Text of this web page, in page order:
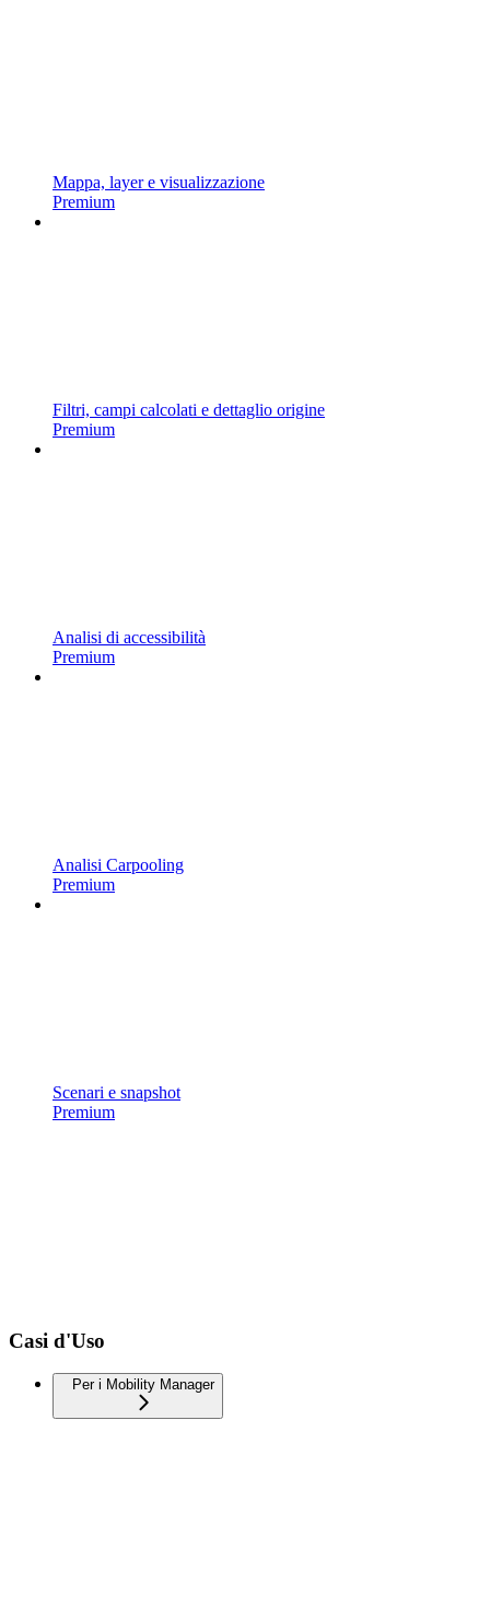
Mappa, layer e visualizzazione
Premium
Filtri, campi calcolati e dettaglio origine
Premium
Analisi di accessibilità
Premium
Analisi Carpooling
Premium
Scenari e snapshot
Premium
Casi d'Uso
Per i Mobility Manager